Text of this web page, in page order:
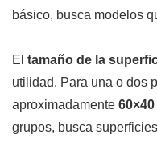
básico, busca modelos
El tamaño de la
utilidad. Para una o dos
aproximadamente
grupos, busca